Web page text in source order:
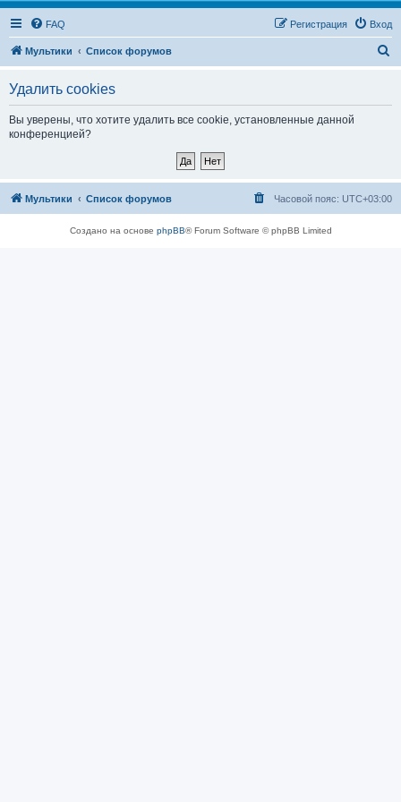
FAQ Вход
Регистрация
Мультики Список форумов
Удалить cookies
Вы уверены, что хотите удалить все cookie, установленные данной
конференцией?
Мультики Список форумов Часовой пояс: UTC+03:00
Создано на основе phpBB® Forum Software © phpBB Limited